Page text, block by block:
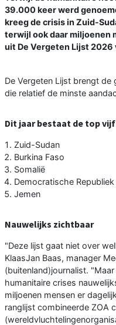
39.000 keer werd
kreeg de crisis in Zuid-
terwijl ook daar miljoenen
uit De Vergeten Lijst 2026
De Vergeten Lijst brengt
die relatief de minste
Dit jaar bestaat de top
Zuid-Sudan
Burkina Faso
Somalië
Democratische
Jemen
Nauwelijks zichtbaar
"Deze lijst gaat niet over
KlaasJan Baas, manager
(buitenland)journalist.
humanitaire crises
miljoenen mensen er
ranglijst combineerde ZOA